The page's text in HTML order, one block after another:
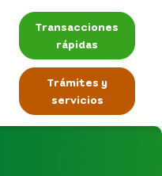
Transacciones
rápidas
Trámites y
servicios